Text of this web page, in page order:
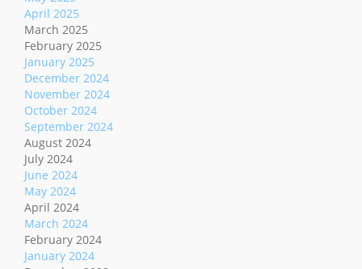
April 2025
March 2025
February 2025
January 2025
December 2024
November 2024
October 2024
September 2024
August 2024
July 2024
June 2024
May 2024
April 2024
March 2024
February 2024
January 2024